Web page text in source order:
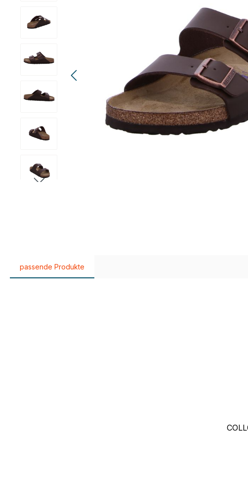
passende Produkte